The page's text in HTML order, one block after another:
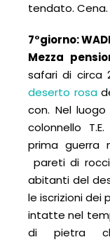
tendato. Cena.
7°giorno:
Mezza
safari di circa
deserto rosa
con. Nel
colonnello T.E.
prima guerra
pareti di
abitanti del
le iscrizioni dei
intatte nel
di pietra